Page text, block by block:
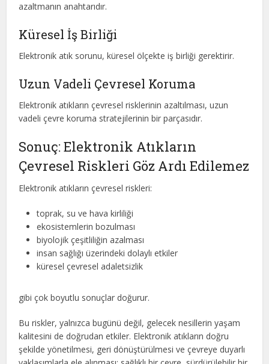
azaltmanın anahtarıdır.
Küresel İş Birliği
Elektronik atık sorunu, küresel ölçekte iş birliği gerektirir.
Uzun Vadeli Çevresel Koruma
Elektronik atıkların çevresel risklerinin azaltılması, uzun
vadeli çevre koruma stratejilerinin bir parçasıdır.
Sonuç: Elektronik Atıkların
Çevresel Riskleri Göz Ardı Edilemez
Elektronik atıkların çevresel riskleri:
toprak, su ve hava kirliliği
ekosistemlerin bozulması
biyolojik çeşitliliğin azalması
insan sağlığı üzerindeki dolaylı etkiler
küresel çevresel adaletsizlik
gibi çok boyutlu sonuçlar doğurur.
Bu riskler, yalnızca bugünü değil, gelecek nesillerin yaşam
kalitesini de doğrudan etkiler. Elektronik atıkların doğru
şekilde yönetilmesi, geri dönüştürülmesi ve çevreye duyarlı